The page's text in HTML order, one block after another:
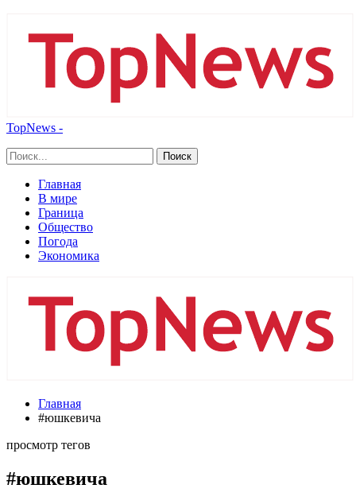
TopNews -
Главная
В мире
Граница
Общество
Погода
Экономика
Главная
#юшкевича
просмотр тегов
#юшкевича